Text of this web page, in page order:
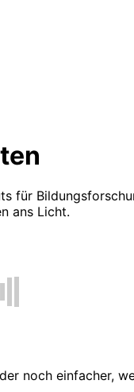
ans Licht.
noch einfacher,